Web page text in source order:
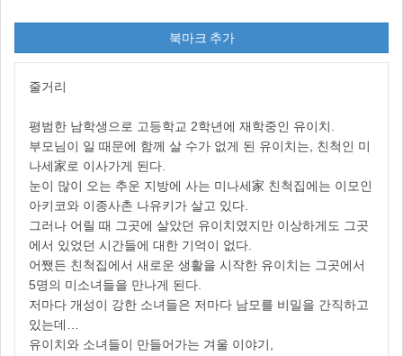
북마크 추가
줄거리
평범한 남학생으로 고등학교 2학년에 재학중인 유이치.
부모님이 일 때문에 함께 살 수가 없게 된 유이치는, 친척인 미
나세家로 이사가게 된다.
눈이 많이 오는 추운 지방에 사는 미나세家 친척집에는 이모인
아키코와 이종사촌 나유키가 살고 있다.
그러나 어릴 때 그곳에 살았던 유이치였지만 이상하게도 그곳
에서 있었던 시간들에 대한 기억이 없다.
어쨌든 친척집에서 새로운 생활을 시작한 유이치는 그곳에서
5명의 미소녀들을 만나게 된다.
저마다 개성이 강한 소녀들은 저마다 남모를 비밀을 간직하고
있는데…
유이치와 소녀들이 만들어가는 겨울 이야기,